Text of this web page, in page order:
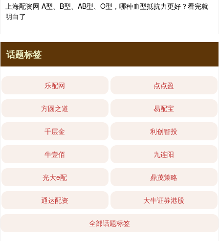
上海配资网 A型、B型、AB型、O型，哪种血型抵抗力更好？看完就
明白了
话题标签
乐配网 点点盈
方圆之道 易配宝
千层金 利创智投
牛壹佰 九连阳
光大e配 鼎茂策略
通达配资 大牛证券港股
全部话题标签